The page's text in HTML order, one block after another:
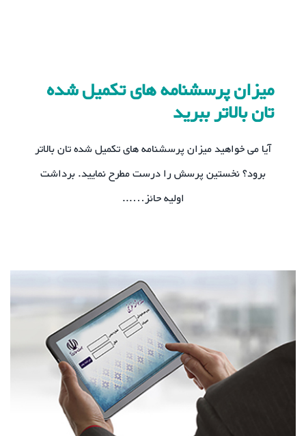
میزان پرسشنامه های تکمیل شده
تان بالاتر ببرید
آیا می خواهید میزان پرسشنامه های تکمیل شده تان بالاتر
برود؟ نخستین پرسش را درست مطرح نمایید. برداشت
اولیه حائز…...